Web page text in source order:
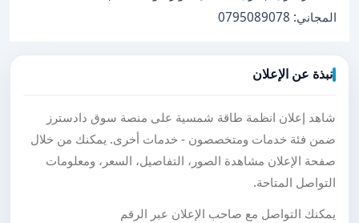
المجاني: 0795089078
نبذة عن الإعلان
شاهد إعلان انظمة طاقة شمسية على منصة سوق دادسترز
ضمن فئة خدمات ومتخصصون - خدمات أخرى. يمكنك من خلال
صفحة الإعلان مشاهدة الصور، التفاصيل، السعر، ومعلومات
التواصل المتاحة.
يمكنك التواصل مع صاحب الإعلان عبر الرقم